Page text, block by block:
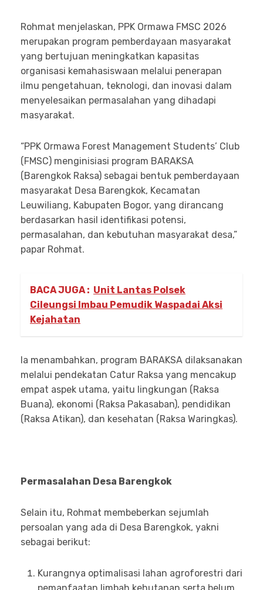
Rohmat menjelaskan, PPK Ormawa FMSC 2026
merupakan program pemberdayaan masyarakat
yang bertujuan meningkatkan kapasitas
organisasi kemahasiswaan melalui penerapan
ilmu pengetahuan, teknologi, dan inovasi dalam
menyelesaikan permasalahan yang dihadapi
masyarakat.
“PPK Ormawa Forest Management Students’ Club
(FMSC) menginisiasi program BARAKSA
(Barengkok Raksa) sebagai bentuk pemberdayaan
masyarakat Desa Barengkok, Kecamatan
Leuwiliang, Kabupaten Bogor, yang dirancang
berdasarkan hasil identifikasi potensi,
permasalahan, dan kebutuhan masyarakat desa,”
papar Rohmat.
BACA JUGA : Unit Lantas Polsek
Cileungsi Imbau Pemudik Waspadai Aksi
Kejahatan
Ia menambahkan, program BARAKSA dilaksanakan
melalui pendekatan Catur Raksa yang mencakup
empat aspek utama, yaitu lingkungan (Raksa
Buana), ekonomi (Raksa Pakasaban), pendidikan
(Raksa Atikan), dan kesehatan (Raksa Waringkas).
Permasalahan Desa Barengkok
Selain itu, Rohmat membeberkan sejumlah
persoalan yang ada di Desa Barengkok, yakni
sebagai berikut:
Kurangnya optimalisasi lahan agroforestri dari